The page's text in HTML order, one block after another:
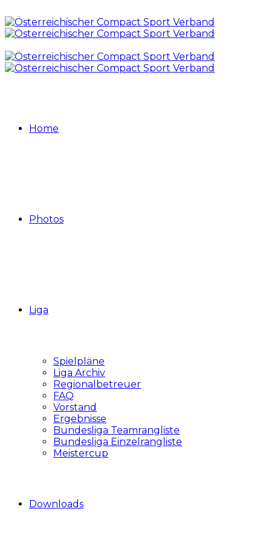
Home
Photos
Liga
Spielpläne
Liga Archiv
Regionalbetreuer
FAQ
Vorstand
Ergebnisse
Bundesliga Teamrangliste
Bundesliga Einzelrangliste
Meistercup
Downloads